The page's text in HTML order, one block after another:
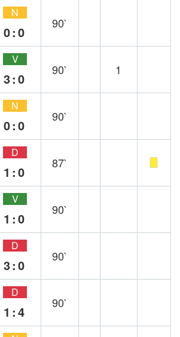
N
0:0
90`
V
3:0
90` 1
N
0:0
90`
D
1:0
87`
V
1:0
90`
D
3:0
90`
D
1:4
90`